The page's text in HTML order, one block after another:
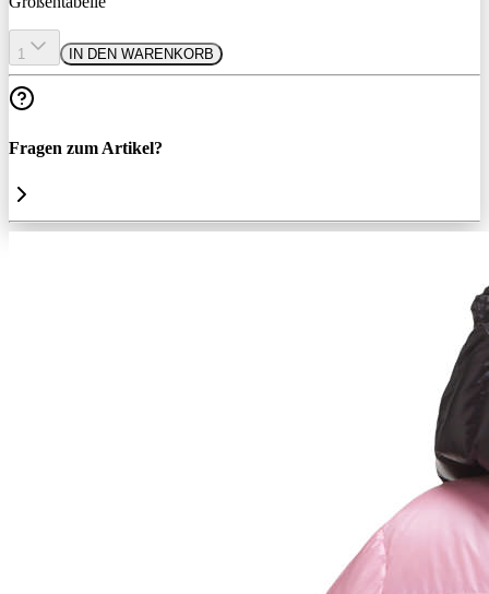
1 IN DEN WARENKORB
Fragen zum Artikel?